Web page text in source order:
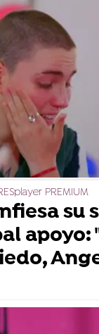
PREMIUM
su
apoyo: